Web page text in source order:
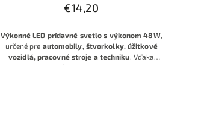
€14,20
Výkonné LED prídavné svetlo s výkonom 48 W,
určené pre automobily, štvorkolky, úžitkové
vozidlá, pracovné stroje a techniku . Vďaka
širokému napäťovému rozsahu